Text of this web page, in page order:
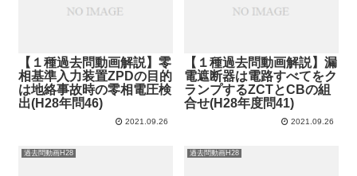
【１種過去問動画解説】零
相基準入力装置ZPDの目的
は地絡事故時の零相電圧検
出(H28年問46)
2021.09.26
【１種過去問動画解説】漏
電遮断器は電路すべてをク
ランプするZCTとCBの組
合せ(H28年度問41)
2021.09.26
過去問動画H28 過去問動画H28